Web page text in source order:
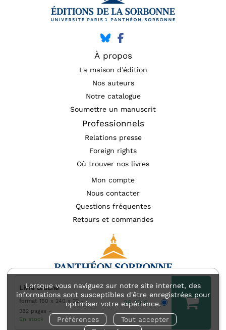
Lorsque vous naviguez sur notre site internet, des
informations sont susceptibles d'être enregistrées pour
optimiser votre expérience.
Préférences
Tout accepter
Livre broché
format 160 x 240 x 22
382 pages
En stock
26,00 €
À propos
La maison d’édition
Nos auteurs
Notre catalogue
Soumettre un manuscrit
Professionnels
Relations presse
Foreign rights
Où trouver nos livres
Mon compte
Nous contacter
Questions fréquentes
Retours et commandes
Mentions légales
Accessibilité : non conforme
Charte des données personnelles (RGPD)
Charte de référencement
Conditions générales d’utilisation